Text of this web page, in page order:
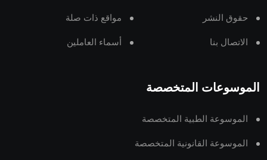
حقوق النشر مواقع ذات صلة
الاتصال بنا أسماء العاملين
الموسوعات المتخصصة
الموسوعة الطبية المتخصصة
الموسوعة القانونية المتخصصة